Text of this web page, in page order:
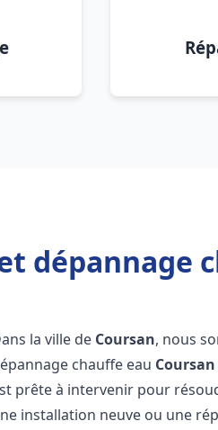
dépannage
la ville de Coursan, nous
chauffe eau Coursan
prête à intervenir pour
installation neuve ou une